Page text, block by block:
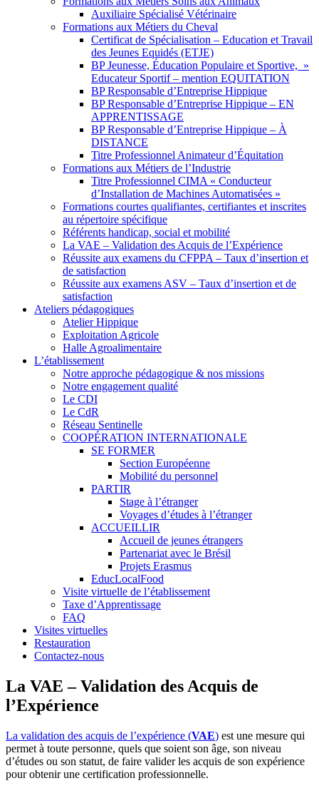
Auxiliaire Spécialisé Vétérinaire
Formations aux Métiers du Cheval
Certificat de Spécialisation – Education et Travail
des Jeunes Equidés (ETJE)
BP Jeunesse, Éducation Populaire et Sportive, »
Educateur Sportif – mention EQUITATION
BP Responsable d’Entreprise Hippique
BP Responsable d’Entreprise Hippique – EN
APPRENTISSAGE
BP Responsable d’Entreprise Hippique – À
DISTANCE
Titre Professionnel Animateur d’Équitation
Formations aux Métiers de l’Industrie
Titre Professionnel CIMA « Conducteur
d’Installation de Machines Automatisées »
Formations courtes qualifiantes, certifiantes et inscrites
au répertoire spécifique
Référents handicap, social et mobilité
La VAE – Validation des Acquis de l’Expérience
Réussite aux examens du CFPPA – Taux d’insertion et
de satisfaction
Réussite aux examens ASV – Taux d’insertion et de
satisfaction
Ateliers pédagogiques
Atelier Hippique
Exploitation Agricole
Halle Agroalimentaire
L’établissement
Notre approche pédagogique & nos missions
Notre engagement qualité
Le CDI
Le CdR
Réseau Sentinelle
COOPÉRATION INTERNATIONALE
SE FORMER
Section Européenne
Mobilité du personnel
PARTIR
Stage à l’étranger
Voyages d’études à l’étranger
ACCUEILLIR
Accueil de jeunes étrangers
Partenariat avec le Brésil
Projets Erasmus
EducLocalFood
Visite virtuelle de l’établissement
Taxe d’Apprentissage
FAQ
Visites virtuelles
Restauration
Contactez-nous
La VAE – Validation des Acquis de
l’Expérience
La validation des acquis de l’expérience (VAE) est une mesure qui
permet à toute personne, quels que soient son âge, son niveau
d’études ou son statut, de faire valider les acquis de son expérience
pour obtenir une certification professionnelle.